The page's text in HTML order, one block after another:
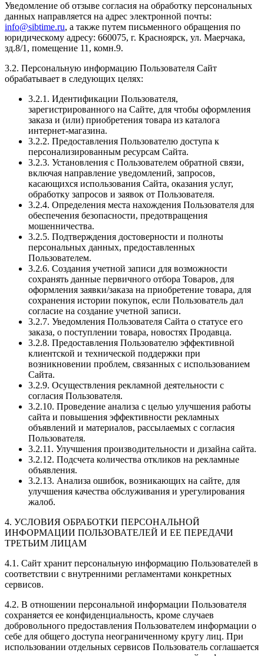
Уведомление об отзыве согласия на обработку персональных
данных направляется на адрес электронной почты:
info@sibtime.ru, а также путем письменного обращения по
юридическому адресу: 660075, г. Красноярск, ул. Маерчака,
зд.8/1, помещение 11, комн.9.
3.2. Персональную информацию Пользователя Сайт
обрабатывает в следующих целях:
3.2.1. Идентификации Пользователя,
зарегистрированного на Сайте, для чтобы оформления
заказа и (или) приобретения товара из каталога
интернет-магазина.
3.2.2. Предоставления Пользователю доступа к
персонализированным ресурсам Сайта.
3.2.3. Установления с Пользователем обратной связи,
включая направление уведомлений, запросов,
касающихся использования Сайта, оказания услуг,
обработку запросов и заявок от Пользователя.
3.2.4. Определения места нахождения Пользователя для
обеспечения безопасности, предотвращения
мошенничества.
3.2.5. Подтверждения достоверности и полноты
персональных данных, предоставленных
Пользователем.
3.2.6. Создания учетной записи для возможности
сохранять данные первичного отбора Товаров, для
оформления заявки/заказа на приобретение товара, для
сохранения истории покупок, если Пользователь дал
согласие на создание учетной записи.
3.2.7. Уведомления Пользователя Сайта о статусе его
заказа, о поступлении товара, новостях Продавца.
3.2.8. Предоставления Пользователю эффективной
клиентской и технической поддержки при
возникновении проблем, связанных с использованием
Сайта.
3.2.9. Осуществления рекламной деятельности с
согласия Пользователя.
3.2.10. Проведение анализа с целью улучшения работы
сайта и повышения эффективности рекламных
объявлений и материалов, рассылаемых с согласия
Пользователя.
3.2.11. Улучшения производительности и дизайна сайта.
3.2.12. Подсчета количества откликов на рекламные
объявления.
3.2.13. Анализа ошибок, возникающих на сайте, для
улучшения качества обслуживания и урегулирования
жалоб.
4. УСЛОВИЯ ОБРАБОТКИ ПЕРСОНАЛЬНОЙ
ИНФОРМАЦИИ ПОЛЬЗОВАТЕЛЕЙ И ЕЕ ПЕРЕДАЧИ
ТРЕТЬИМ ЛИЦАМ
4.1. Сайт хранит персональную информацию Пользователей в
соответствии с внутренними регламентами конкретных
сервисов.
4.2. В отношении персональной информации Пользователя
сохраняется ее конфиденциальность, кроме случаев
добровольного предоставления Пользователем информации о
себе для общего доступа неограниченному кругу лиц. При
использовании отдельных сервисов Пользователь соглашается